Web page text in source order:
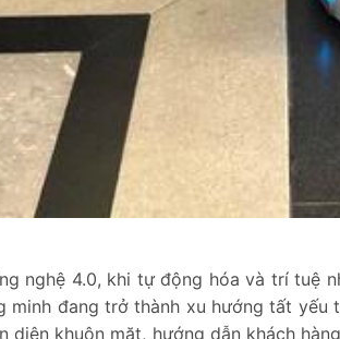
nghệ 4.0, khi tự động hóa và trí tuệ
minh đang trở thành xu hướng tất yếu
diện khuôn mặt, hướng dẫn khách